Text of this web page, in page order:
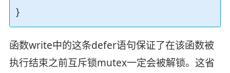
}
函数write中的这条defer语句保证了在该函数被
执行结束之前互斥锁mutex一定会被解锁。这省